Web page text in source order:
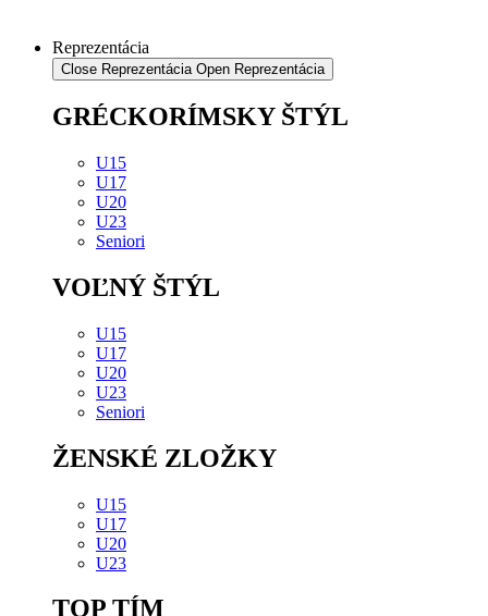
Reprezentácia
Close Reprezentácia Open Reprezentácia
GRÉCKORÍMSKY ŠTÝL
U15
U17
U20
U23
Seniori
VOĽNÝ ŠTÝL
U15
U17
U20
U23
Seniori
ŽENSKÉ ZLOŽKY
U15
U17
U20
U23
TOP TÍM